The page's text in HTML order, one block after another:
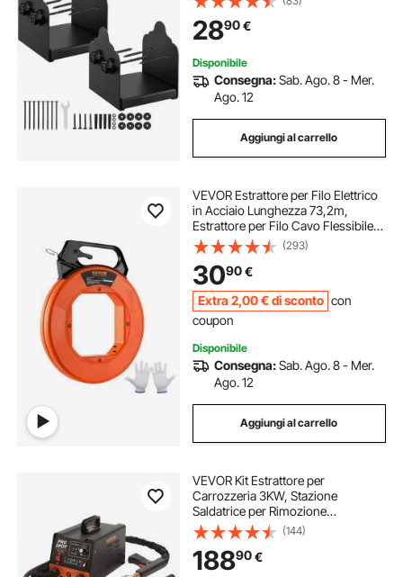
Ringhiera per Gazebo, Piastra di
Base per Ponte, 2 PZ, Nero
2890€
Disponibile
Consegna:Sab. Ago. 8 - Mer.
Ago. 12
Aggiungi al carrello
VEVOR Estrattore per Filo Elettrico
in Acciaio Lunghezza 73,2m,
Estrattore per Filo Cavo Flessibile
Diametro 3 mm con Custodia in
Plastica Guanti con Manico da
Parete Condotti Elettrici Non
Conduttivi
(293)
3090€
Extra 2,00 €di sconto con
coupon
Disponibile
Consegna:Sab. Ago. 8 - Mer.
Ago. 12
Aggiungi al carrello
VEVOR Kit Estrattore per
Carrozzeria 3KW, Stazione
Saldatrice per Rimozione
Ammaccature a Punti 6 Modalità di
Saldatura, Kit di Strumento per
Riparazione Ammaccature
Carrozzeria per Auto Camion Moto
(144)
18890€